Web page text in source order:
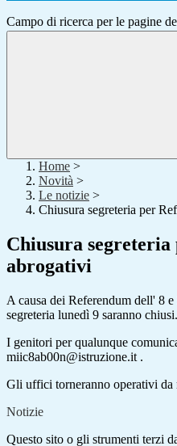
Campo di ricerca per le pagine
Home >
Novità >
Le notizie >
Chiusura segreteria per
Chiusura
abrogativi
A causa dei Referendum dell' 8
segreteria lunedì 9 saranno chiusi.
I genitori per qualunque
miic8ab00n@istruzione.it .
Gli uffici torneranno operativi da
Notizie
Questo sito o gli strumenti terzi